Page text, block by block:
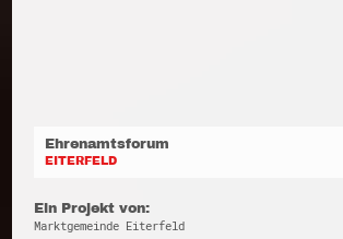
Ehrenamtsforum
EITERFELD
Ein Projekt von:
Marktgemeinde Eiterfeld